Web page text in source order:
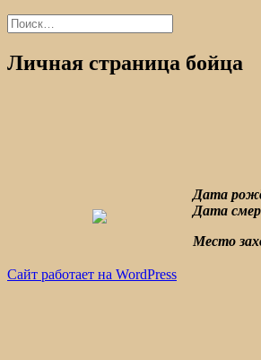
Найти:
Личная страница бойца
Дата
Дата
Место
Сайт работает на WordPress